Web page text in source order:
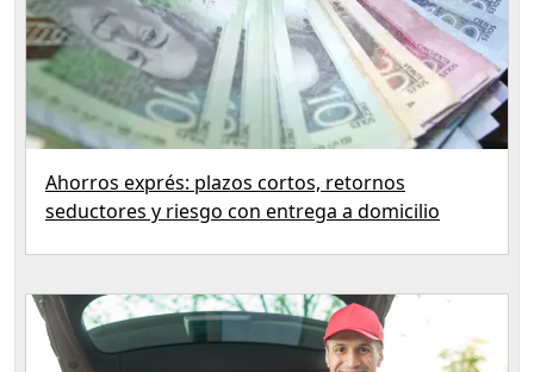
Ahorros exprés: plazos cortos, retornos
seductores y riesgo con entrega a domicilio